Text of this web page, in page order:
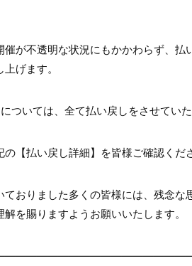
が不透明な状況にもかかわらず、払
げます。
ついては、全て払い戻しをさせていた
【払い戻し詳細】を皆様ご確認くだ
おりました多くの皆様には、残念な
を賜りますようお願いいたします。